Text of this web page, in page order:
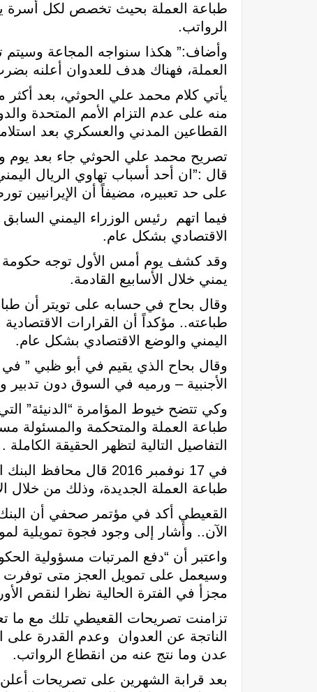
طباعة العملة بحيث تخصص لكل أسرة
الرواتب.
وأضاف:” هكذا سنواجه المجاعة وسيتم
العملة، فهناك هدف للعدوان أعلنه
يأتي كلام محمد علي الحوثي، بعد
منه على عدم التزام الأمم المتحدة
القطاعين المدني والعسكري بعد استلامهم لمبلغ 400مليار ريال يمني
تصريح محمد علي الحوثي جاء بعد يوم
قال :”ان أحد أسباب تهاوي الريال
على حد تعبيره، مضيفاً أن الإيرانيين
فيما اتهم رئيس الوزراء اليمني
الاقتصادي بشكل عام.
يمني خلال الأسابيع القادمة.
وقال بحاح في حسابه على تويتر أن
طباعته.. مؤكداً أن القرارات الاقتصادية
اليمني والوضع الاقتصادي بشكل عام.
وقال بحاح الذي يقيم في أبو ظبي ”
الأجنبية – ورميه في السوق دون تدبير
وكي تتضح خيوط المؤامرة “الدنيئة”
طباعة العملة والمتحكمة
التفاصيل التالية لتظهر الحقيقة الكاملة .
في 17 نوفمبر 2016
طباعة العملة الجديدة، وذلك من خلال
القعيطي أكد في مؤتمر صحفي أن البنك
الآن.. وأشار إلى وجود فجوة تمويلية
واعتبر أن “دفع المرتبات مسؤولية
وسيعمل على تمويل العجز متى
مجزأ في الفترة الحالية نظرا لنقص
تزامنت تصريحات القعيطي تلك مع ما
الناتجة عن العدوان وعدم القدرة على
عدن وما نتج عنه من انقطاع الرواتب.
بعد قرابة الشهرين على تصريحات أعلن